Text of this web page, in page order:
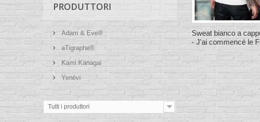
PRODUTTORI
Adam & Eve®
aTigraphe®
Kami Kanagai
Yenévi
Tutti i produttori
Sweat bianco a
- J'ai commencé le